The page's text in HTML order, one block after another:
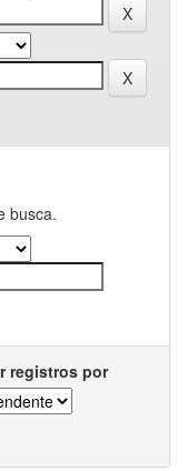
busca.
registros por